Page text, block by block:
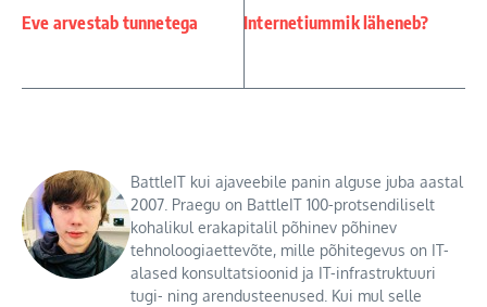
Eve arvestab tunnetega Internetiummik läheneb?
BattleIT kui ajaveebile panin alguse juba aastal
2007. Praegu on BattleIT 100-protsendiliselt
kohalikul erakapitalil põhinev põhinev
tehnoloogiaettevõte, mille põhitegevus on IT-
alased konsultatsioonid ja IT-infrastruktuuri
tugi- ning arendusteenused. Kui mul selle